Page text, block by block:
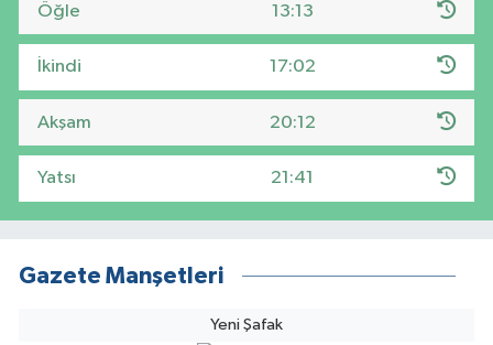
Öğle 13:13
İkindi 17:02
Akşam 20:12
Yatsı 21:41
Gazete Manşetleri
Yeni Şafak